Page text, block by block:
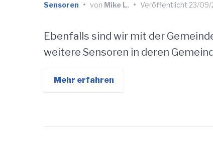
Sensoren • von Mike L. • Veröffentlicht 23/09/
Ebenfalls sind wir mit der
weitere Sensoren in deren
Mehr erfahren